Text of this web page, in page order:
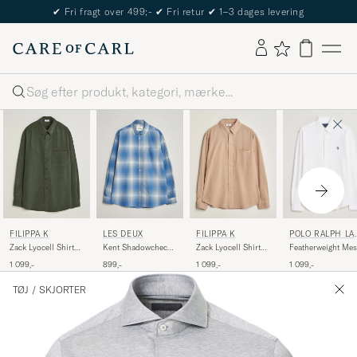
The Care of Carl Passport
Søg
FILIPPA K
Zack Lyocell Shirt
1 099,-
LES DEUX
Kent Shadowcheck
899,-
FILIPPA K
Zack Lyocell Shirt
1 099,-
POLO RALPH
REN
Featherweight
1 099,-
TØJ / SKJORTER